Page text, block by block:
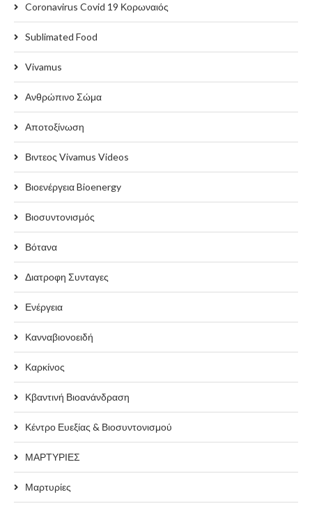
Coronavirus Covid 19 Κορωναιός
Sublimated Food
Vivamus
Ανθρώπινο Σώμα
Αποτοξίνωση
Βιντεος Vivamus Videos
Βιοενέργεια Bioenergy
Βιοσυντονισμός
Βότανα
Διατροφη Συνταγες
Ενέργεια
Κανναβιονοειδή
Καρκίνος
Κβαντινή Βιοανάνδραση
Κέντρο Ευεξίας & Βιοσυντονισμού
ΜΑΡΤΥΡΙΕΣ
Μαρτυρίες